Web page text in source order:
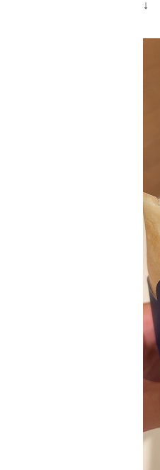
↓